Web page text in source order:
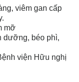
viêm gan cấp
mỡ
dưỡng, béo phì,
viện Hữu nghị